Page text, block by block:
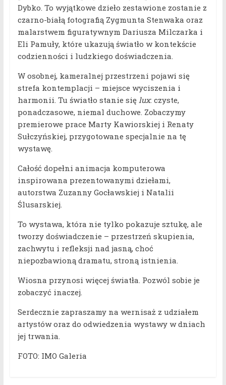
Dybko. To wyjątkowe dzieło zestawione zostanie z
czarno-białą fotografią Zygmunta Stenwaka oraz
malarstwem figuratywnym Dariusza Milczarka i
Eli Pamuły, które ukazują światło w kontekście
codzienności i ludzkiego doświadczenia.
W osobnej, kameralnej przestrzeni pojawi się
strefa kontemplacji – miejsce wyciszenia i
harmonii. Tu światło stanie się lux: czyste,
ponadczasowe, niemal duchowe. Zobaczymy
premierowe prace Marty Kawiorskiej i Renaty
Sułczyńskiej, przygotowane specjalnie na tę
wystawę.
Całość dopełni animacja komputerowa
inspirowana prezentowanymi dziełami,
autorstwa Zuzanny Gocławskiej i Natalii
Ślusarskiej.
To wystawa, która nie tylko pokazuje sztukę, ale
tworzy doświadczenie – przestrzeń skupienia,
zachwytu i refleksji nad jasną, choć
niepozbawioną dramatu, stroną istnienia.
Wiosna przynosi więcej światła. Pozwól sobie je
zobaczyć inaczej.
Serdecznie zapraszamy na wernisaż z udziałem
artystów oraz do odwiedzenia wystawy w dniach
jej trwania.
FOTO: IMO Galeria